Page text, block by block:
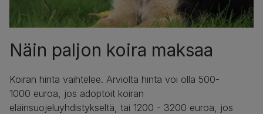
Näin paljon koira maksaa
Koiran hinta vaihtelee. Arviolta hinta voi olla 500-
1000 euroa, jos adoptoit koiran
eläinsuojeluyhdistykseltä, tai 1200 - 3200 euroa, jos